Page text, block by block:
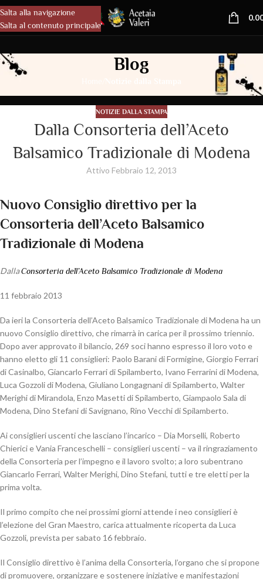
Salta alla navigazione
Salta al contenuto principale
MENU
Blog
NOTIZIE DALLA STAMPA
Dalla Consorteria dell’Aceto
Balsamico Tradizionale di Modena
Attivo Febbraio 12, 2013
Nuovo Consiglio direttivo per la
Consorteria dell’Aceto Balsamico
Tradizionale di Modena
DallaConsorteria dell’Aceto Balsamico Tradizionale di Modena
11 febbraio 2013
Da ieri la Consorteria dell’Aceto Balsamico Tradizionale di Modena ha un
nuovo Consiglio direttivo, che rimarrà in carica per il prossimo triennio.
Dopo aver approvato il bilancio, 269 soci hanno espresso il loro voto e
hanno eletto gli 11 consiglieri: Paolo Barani di Formigine, Giorgio Ferrari
di Casinalbo, Giancarlo Ferrari di Spilamberto, Ivano Ferrarini di Modena,
Luca Gozzoli di Modena, Giuliano Longagnani di Spilamberto, Walter
Merighi di Mirandola, Enzo Masetti di Spilamberto, Giampaolo Sala di
Modena, Dino Stefani di Savignano, Rino Vecchi di Spilamberto.
Ai consiglieri uscenti che lasciano l’incarico – Dia Morselli, Roberto
Chierici e Vania Franceschelli – consiglieri uscenti – va il ringraziamento
della Consorteria per l’impegno e il lavoro svolto; a loro subentrano
Giancarlo Ferrari, Walter Merighi, Dino Stefani, tutti e tre eletti per la
prima volta.
Il primo compito che nei prossimi giorni attende i neo consiglieri è
l’elezione del Gran Maestro, carica attualmente ricoperta da Luca
Gozzoli, prevista per sabato 16 febbraio.
Il Consiglio direttivo è l’anima della Consorteria, l’organo che si propone
di promuovere, organizzare e sostenere iniziative e manifestazioni